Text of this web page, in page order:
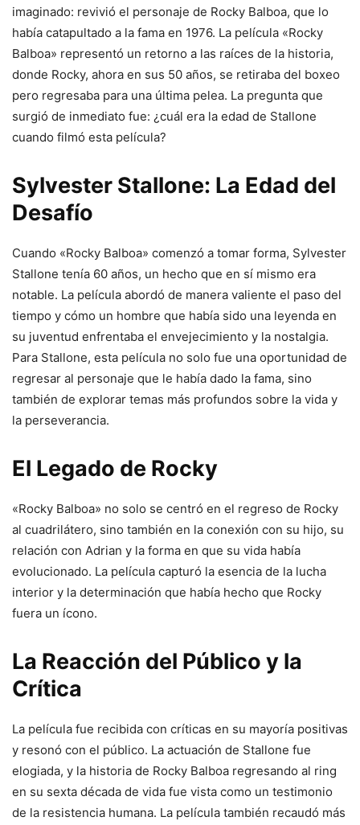
imaginado: revivió el personaje de Rocky Balboa, que lo
había catapultado a la fama en 1976. La película «Rocky
Balboa» representó un retorno a las raíces de la historia,
donde Rocky, ahora en sus 50 años, se retiraba del boxeo
pero regresaba para una última pelea. La pregunta que
surgió de inmediato fue: ¿cuál era la edad de Stallone
cuando filmó esta película?
Sylvester Stallone: La Edad del
Desafío
Cuando «Rocky Balboa» comenzó a tomar forma, Sylvester
Stallone tenía 60 años, un hecho que en sí mismo era
notable. La película abordó de manera valiente el paso del
tiempo y cómo un hombre que había sido una leyenda en
su juventud enfrentaba el envejecimiento y la nostalgia.
Para Stallone, esta película no solo fue una oportunidad de
regresar al personaje que le había dado la fama, sino
también de explorar temas más profundos sobre la vida y
la perseverancia.
El Legado de Rocky
«Rocky Balboa» no solo se centró en el regreso de Rocky
al cuadrilátero, sino también en la conexión con su hijo, su
relación con Adrian y la forma en que su vida había
evolucionado. La película capturó la esencia de la lucha
interior y la determinación que había hecho que Rocky
fuera un ícono.
La Reacción del Público y la
Crítica
La película fue recibida con críticas en su mayoría positivas
y resonó con el público. La actuación de Stallone fue
elogiada, y la historia de Rocky Balboa regresando al ring
en su sexta década de vida fue vista como un testimonio
de la resistencia humana. La película también recaudó más